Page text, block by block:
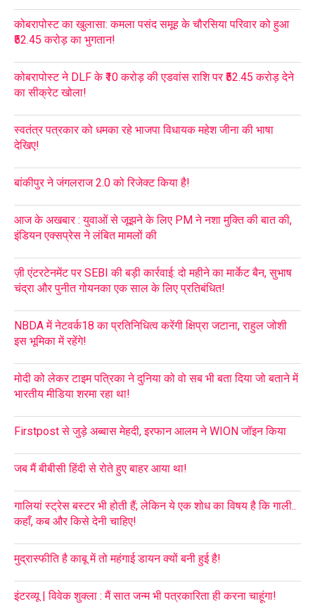
कोबरापोस्ट का खुलासा: कमला पसंद समूह के चौरसिया परिवार को हुआ
₹52.45 करोड़ का भुगतान!
कोबरापोस्ट ने DLF के ₹10 करोड़ की एडवांस राशि पर ₹52.45 करोड़ देने
का सीक्रेट खोला!
स्वतंत्र पत्रकार को धमका रहे भाजपा विधायक महेश जीना की भाषा
देखिए!
बांकीपुर ने जंगलराज 2.0 को रिजेक्ट किया है!
आज के अखबार : युवाओं से जूझने के लिए PM ने नशा मुक्ति की बात की,
इंडियन एक्सप्रेस ने लंबित मामलों की
ज़ी एंटरटेनमेंट पर SEBI की बड़ी कार्रवाई: दो महीने का मार्केट बैन, सुभाष
चंद्रा और पुनीत गोयनका एक साल के लिए प्रतिबंधित!
NBDA में नेटवर्क18 का प्रतिनिधित्व करेंगी क्षिप्रा जटाना, राहुल जोशी
इस भूमिका में रहेंगे!
मोदी को लेकर टाइम पत्रिका ने दुनिया को वो सब भी बता दिया जो बताने में
भारतीय मीडिया शरमा रहा था!
Firstpost से जुड़े अब्बास मेहदी, इरफान आलम ने WION जॉइन किया
जब मैं बीबीसी हिंदी से रोते हुए बाहर आया था!
गालियां स्ट्रेस बस्टर भी होती हैं; लेकिन ये एक शोध का विषय है कि गाली..
कहाँ, कब और किसे देनी चाहिए!
मुद्रास्फीति है काबू में तो महंगाई डायन क्यों बनी हुई है!
इंटरव्यू | विवेक शुक्ला : मैं सात जन्म भी पत्रकारिता ही करना चाहूंगा!